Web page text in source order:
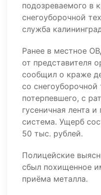
подозреваемого в
снегоуборочной
служба
Ранее в местное
от представителя
сообщил о краже
со
потерпевшего, с
гусеничная лента и
система. Ущерб
50 тыс. рублей.
Полицейские
сбыл похищенное
приёма металла.